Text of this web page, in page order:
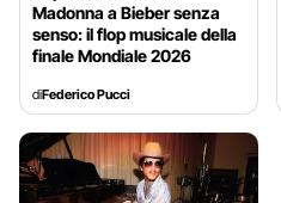
Madonna a Bieber senza
senso: il flop musicale della
finale Mondiale 2026
diFederico Pucci